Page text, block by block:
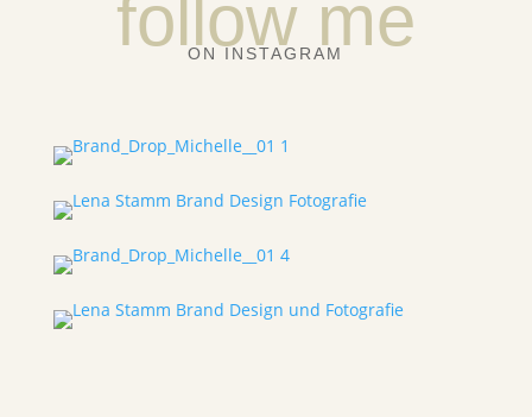
follow me
ON INSTAGRAM